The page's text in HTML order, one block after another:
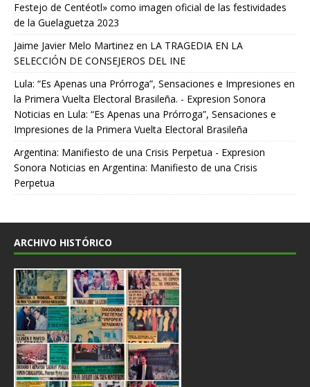
Festejo de Centéotl» como imagen oficial de las festividades
de la Guelaguetza 2023
Jaime Javier Melo Martinez en LA TRAGEDIA EN LA
SELECCIÓN DE CONSEJEROS DEL INE
Lula: “Es Apenas una Prórroga”, Sensaciones e Impresiones en
la Primera Vuelta Electoral Brasileña. - Expresion Sonora
Noticias en Lula: “Es Apenas una Prórroga”, Sensaciones e
Impresiones de la Primera Vuelta Electoral Brasileña
Argentina: Manifiesto de una Crisis Perpetua - Expresion
Sonora Noticias en Argentina: Manifiesto de una Crisis
Perpetua
ARCHIVO HISTÓRICO